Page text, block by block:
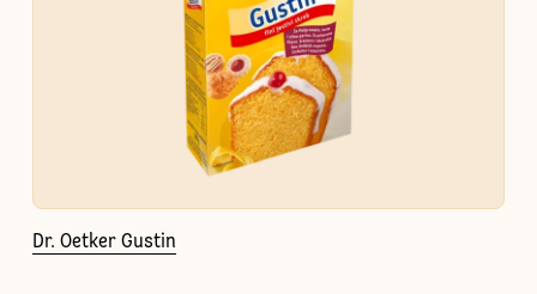
Dr. Oetker Gustin